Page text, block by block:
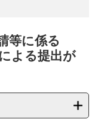
等に係る
よる提出が